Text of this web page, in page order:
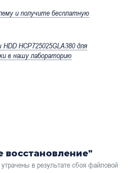
и получите бесплатную
HCP725025GLA380 для
в нашу лабораторию
в результате сбоя файловой